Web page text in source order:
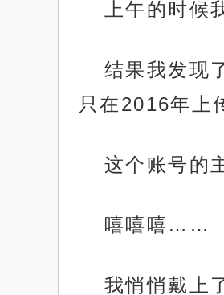
上午的时候
结果我发现
只在2016年上
这个账号的
嘻嘻嘻……
我悄悄戴上